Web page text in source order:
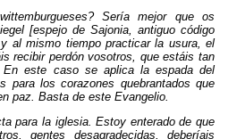
Sería mejor que os
[espejo de Sajonia, antiguo código
al mismo tiempo practicar la usura, el
recibir perdón vosotros, que estáis tan
En este caso se aplica la espada del
para los corazones quebrantados que
paz. Basta de este Evangelio.
para la iglesia. Estoy enterado de que
gentes desagradecidas, deberíais